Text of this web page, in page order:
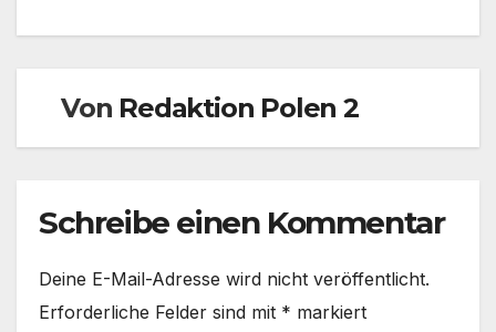
Von Redaktion Polen 2
Schreibe einen Kommentar
Deine E-Mail-Adresse wird nicht veröffentlicht.
Erforderliche Felder sind mit * markiert